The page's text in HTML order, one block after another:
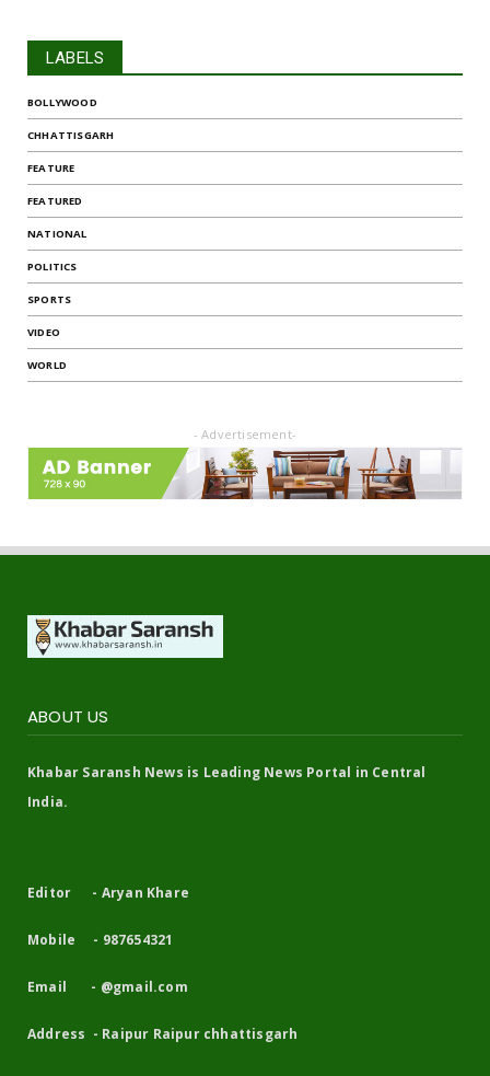
LABELS
BOLLYWOOD
CHHATTISGARH
FEATURE
FEATURED
NATIONAL
POLITICS
SPORTS
VIDEO
WORLD
- Advertisement-
ABOUT US
Khabar Saransh News is Leading News Portal in Central
India.
Editor - Aryan Khare
Mobile - 987654321
Email - @gmail.com
Address - Raipur Raipur chhattisgarh